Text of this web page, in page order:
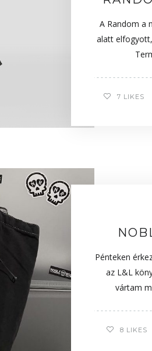
A Random a
alatt
7 LIKES
Pénteken
az L&L
vártam
8 LIKES